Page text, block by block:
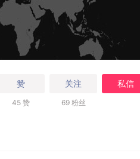
赞 关注 私信
45 赞 69粉丝